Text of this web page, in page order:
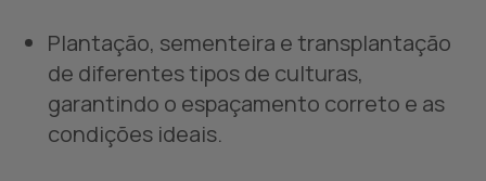
Plantação, sementeira e transplantação
de diferentes tipos de culturas,
garantindo o espaçamento correto e as
condições ideais.